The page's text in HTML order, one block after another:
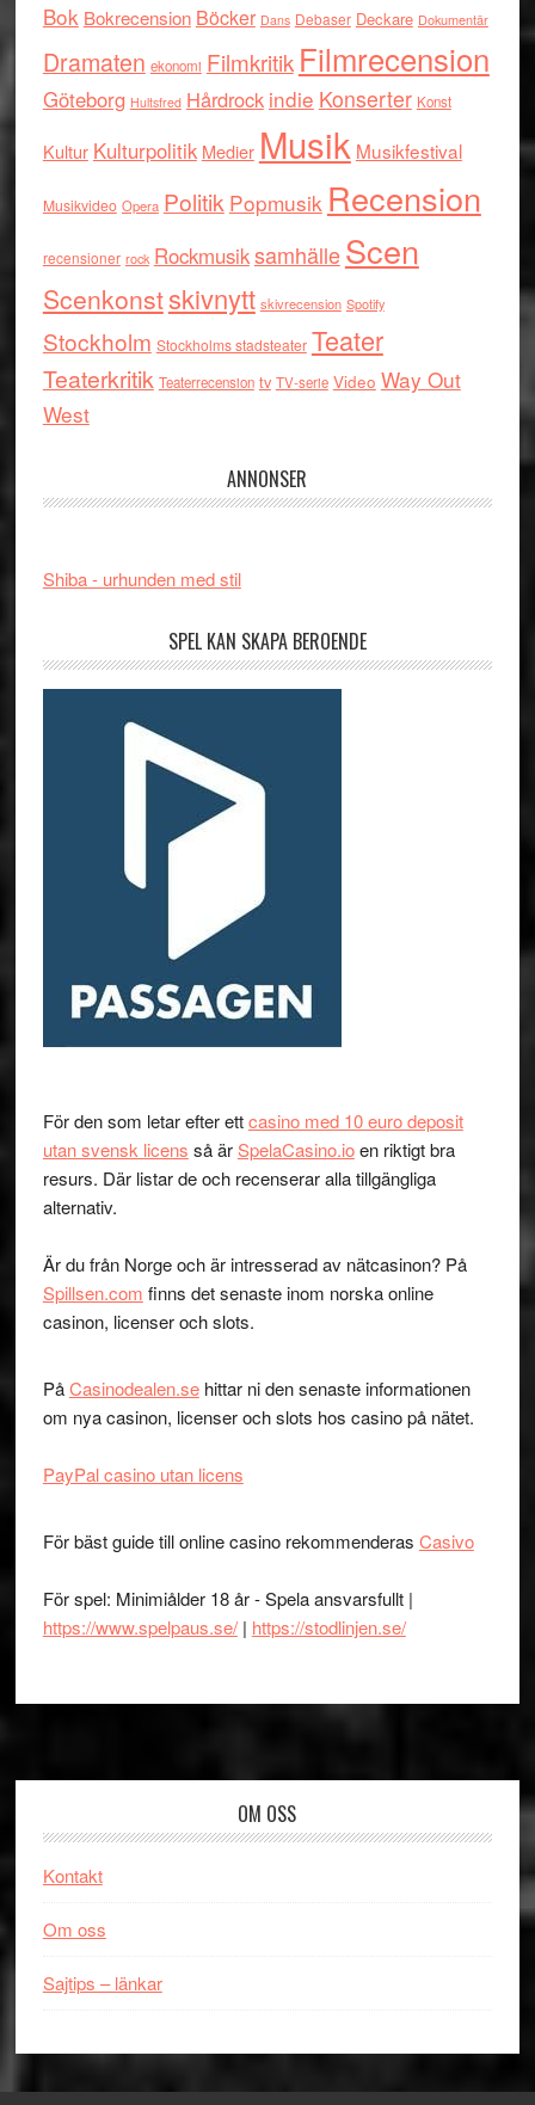
Bok Bokrecension Böcker Dans Debaser Deckare Dokumentär
Dramaten ekonomi Filmkritik Filmrecension
Göteborg Hultsfred Hårdrock indie Konserter Konst
Kultur Kulturpolitik Medier Musik Musikfestival
Musikvideo Opera Politik Popmusik Recension
recensioner rock RockmusiksamhälleScen
Scenkonstskivnytt skivrecension Spotify
Stockholm Stockholms stadsteater Teater
Teaterkritik Teaterrecension tv TV-serie Video Way Out
West
ANNONSER
Shiba - urhunden med stil
SPEL KAN SKAPA BEROENDE
För den som letar efter ettcasino med 10 euro deposit
utan svensk licens så ärSpelaCasino.ioen riktigt bra
resurs. Där listar de och recenserar alla tillgängliga
alternativ.
Är du från Norge och är intresserad av nätcasinon? På
Spillsen.com finns det senaste inom norska online
casinon, licenser och slots.
PåCasinodealen.sehittar ni den senaste informationen
om nya casinon, licenser och slots hos casino på nätet.
PayPal casino utan licens
För bäst guide till online casino rekommenderas Casivo
För spel: Minimiålder 18 år - Spela ansvarsfullt |
https://www.spelpaus.se/| https://stodlinjen.se/
OM OSS
Kontakt
Om oss
Sajtips – länkar